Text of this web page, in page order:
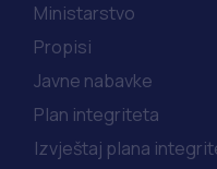
Ministarstvo
Propisi
Javne nabavke
Plan integriteta
Izvještaj plana